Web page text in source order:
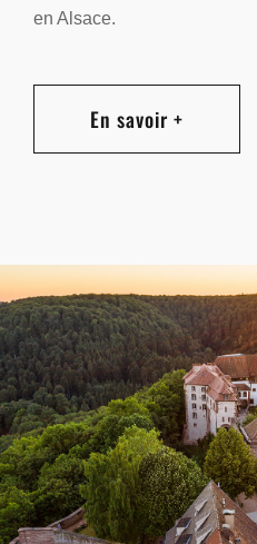
en Alsace.
En savoir +